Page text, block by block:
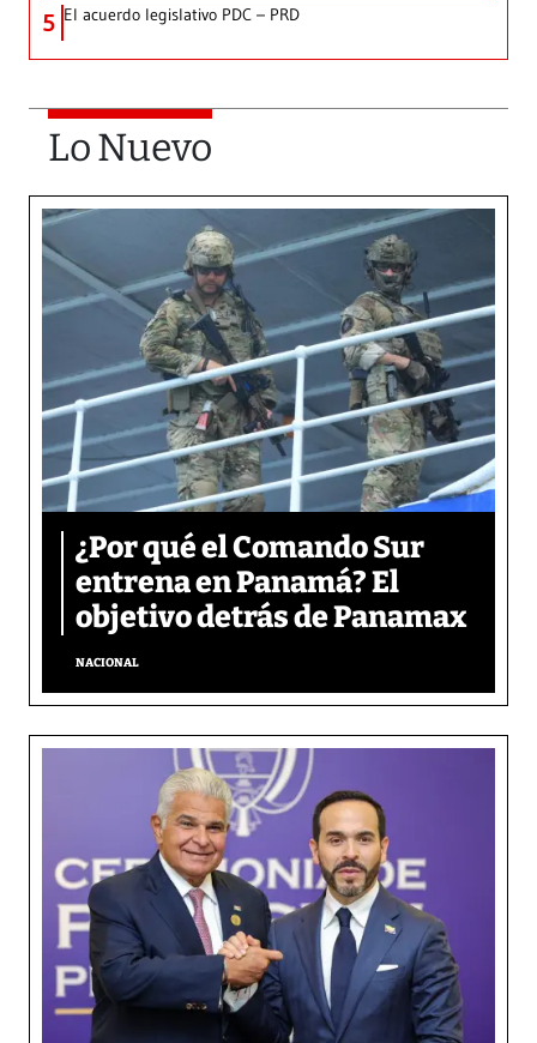
5 El acuerdo legislativo PDC – PRD
Lo Nuevo
¿Por qué el Comando Sur
entrena en Panamá? El
objetivo detrás de Panamax
NACIONAL